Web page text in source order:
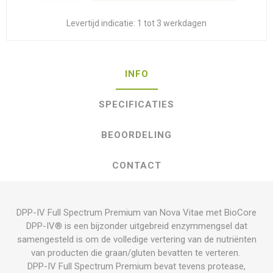
Levertijd indicatie: 1 tot 3 werkdagen
INFO
SPECIFICATIES
BEOORDELING
CONTACT
DPP-IV Full Spectrum Premium van Nova Vitae met BioCore
DPP-IV® is een bijzonder uitgebreid enzymmengsel dat
samengesteld is om de volledige vertering van de nutriënten
van producten die graan/gluten bevatten te verteren.
DPP-IV Full Spectrum Premium bevat tevens protease,